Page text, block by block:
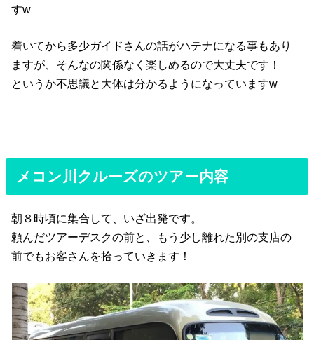
すw
着いてから多少ガイドさんの話がハテナになる事もあり
ますが、そんなの関係なく楽しめるので大丈夫です！
というか不思議と大体は分かるようになっていますw
メコン川クルーズのツアー内容
朝８時頃に集合して、いざ出発です。
頼んだツアーデスクの前と、もう少し離れた別の支店の
前でもお客さんを拾っていきます！